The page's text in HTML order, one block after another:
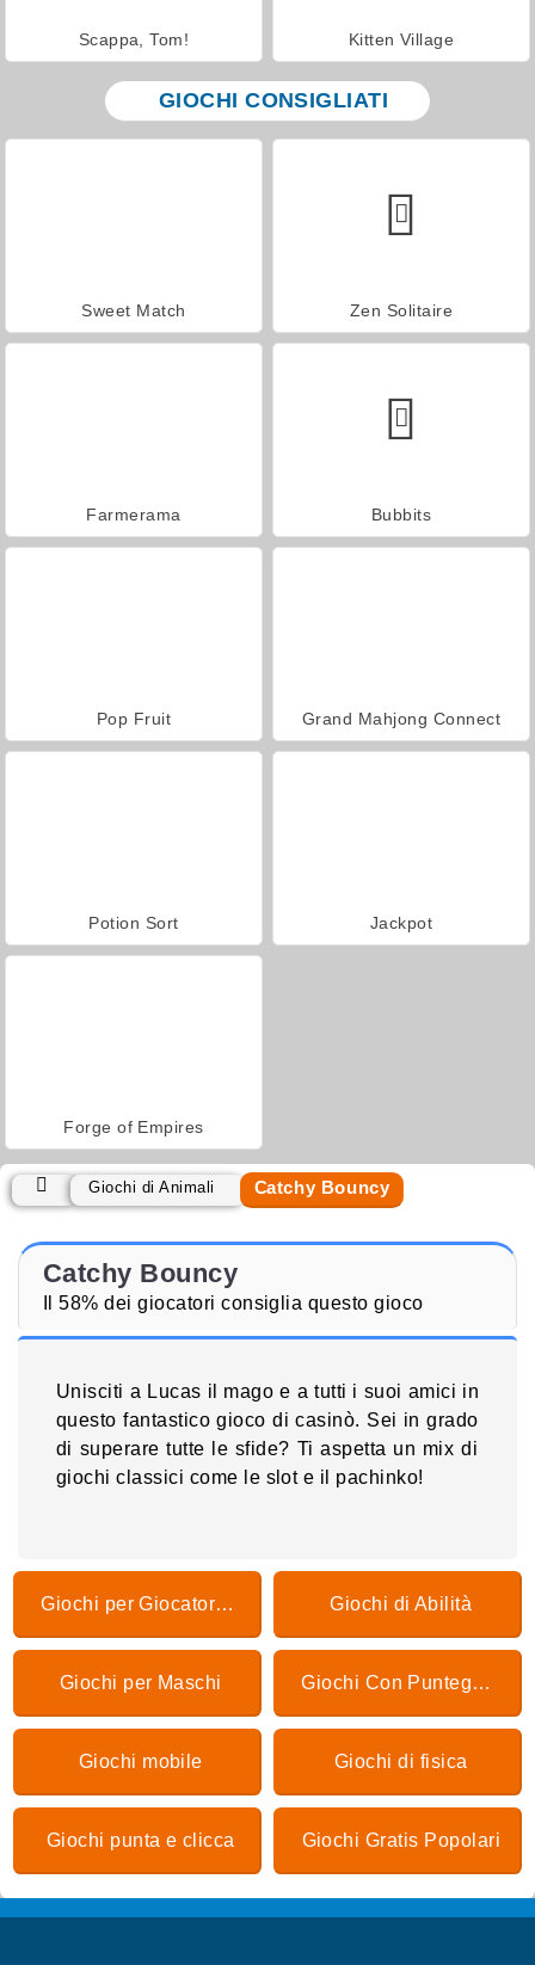
Scappa, Tom! Kitten Village
GIOCHI CONSIGLIATI
Sweet Match Zen Solitaire
Farmerama Bubbits
Pop Fruit Grand Mahjong Connect
Potion Sort Jackpot
Forge of Empires
Giochi di Animali Catchy Bouncy
Catchy Bouncy
Il 58% dei giocatori consiglia questo gioco
Unisciti a Lucas il mago e a tutti i suoi amici in
questo fantastico gioco di casinò. Sei in grado
di superare tutte le sfide? Ti aspetta un mix di
giochi classici come le slot e il pachinko!
Giochi per Giocatore Singolo Giochi di Abilità
Giochi per Maschi Giochi Con Punteggi Più Alti
Giochi mobile Giochi di fisica
Giochi punta e clicca Giochi Gratis Popolari